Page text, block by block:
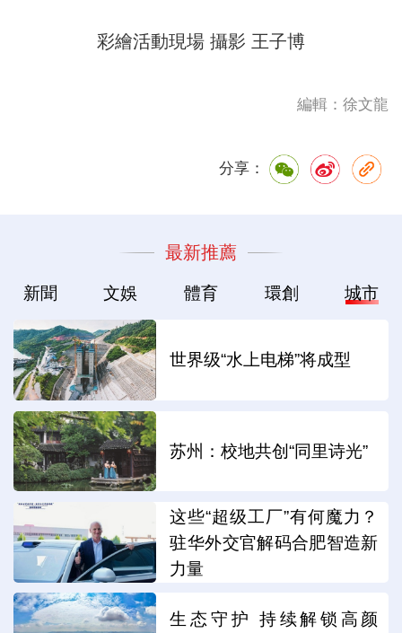
彩繪活動現場 攝影 王子博
編輯：徐文龍
分享：
最新推薦
新聞 文娛 體育 環創 城市
世界级“水上电梯”将成型
苏州：校地共创“同里诗光”
这些“超级工厂”有何魔力？
驻华外交官解码合肥智造新
力量
生态守护 持续解锁高颜